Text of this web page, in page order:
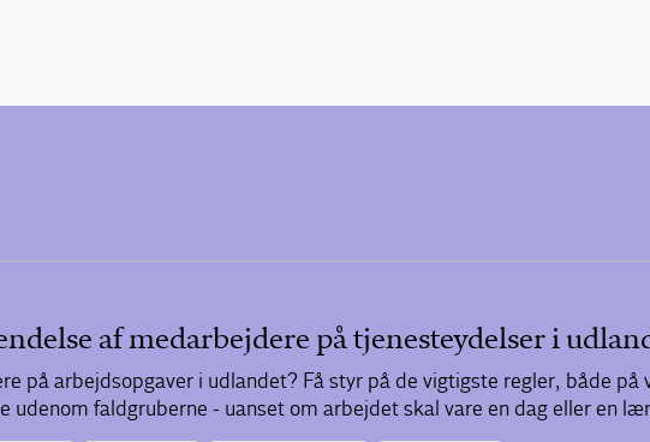
af medarbejdere på tjenesteydelser i
på arbejdsopgaver i udlandet? Få styr på de vigtigste regler, både på
udenom faldgruberne - uanset om arbejdet skal vare en dag eller en